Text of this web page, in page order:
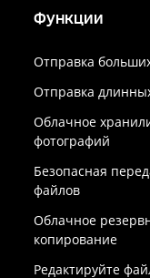
Функции
Отправка
Отправка
Облачное
фотографий
Безопасная
файлов
Облачное
копирование
Редактируйте